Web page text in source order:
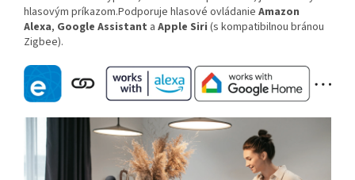
hlasovým príkazom.Podporuje hlasové ovládanie Amazon
Alexa, Google Assistant a Apple Siri (s kompatibilnou bránou
Zigbee).